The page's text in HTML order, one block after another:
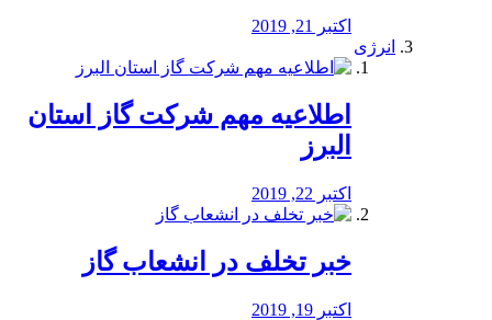
اکتبر 21, 2019
انرژی
️اطلاعیه مهم شرکت گاز استان
البرز
اکتبر 22, 2019
خبر تخلف در انشعاب گاز
اکتبر 19, 2019